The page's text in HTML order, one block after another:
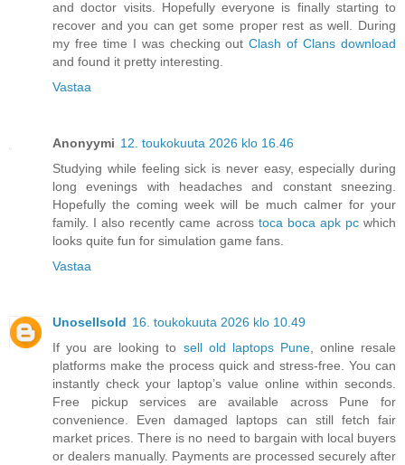
and doctor visits. Hopefully everyone is finally starting to
recover and you can get some proper rest as well. During
my free time I was checking outClash of Clans download
and found it pretty interesting.
Vastaa
Anonyymi 12. toukokuuta 2026 klo 16.46
Studying while feeling sick is never easy, especially during
long evenings with headaches and constant sneezing.
Hopefully the coming week will be much calmer for your
family. I also recently came across toca boca apk pcwhich
looks quite fun for simulation game fans.
Vastaa
Unosellsold 16. toukokuuta 2026 klo 10.49
If you are looking to sell old laptops Pune, online resale
platforms make the process quick and stress-free. You can
instantly check your laptop’s value online within seconds.
Free pickup services are available across Pune for
convenience. Even damaged laptops can still fetch fair
market prices. There is no need to bargain with local buyers
or dealers manually. Payments are processed securely after